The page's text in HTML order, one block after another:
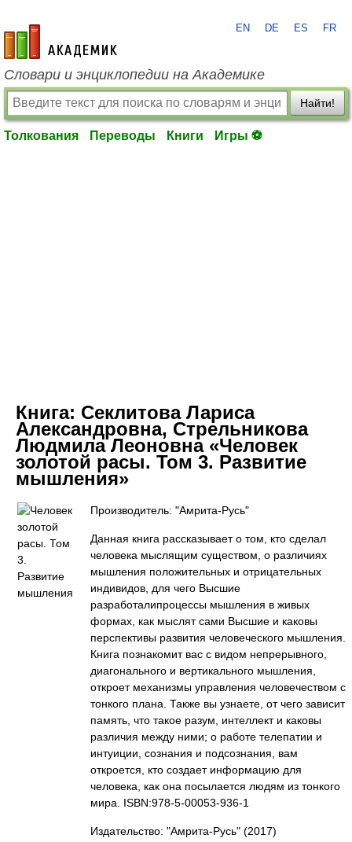
academic.ru
EN DE ES FR
Словари и энциклопедии на Академике
Найти!
Толкования Переводы Книги Игры ⚽
Книга: Секлитова Лариса
Александровна, Стрельникова
Людмила Леоновна «Человек
золотой расы. Том 3. Развитие
мышления»
Производитель: "Амрита-Русь"
Данная книга рассказывает о том, кто сделал
человека мыслящим существом, о различиях
мышления положительных и отрицательных
индивидов, для чего Высшие
разработалипроцессы мышления в живых
формах, как мыслят сами Высшие и каковы
перспективы развития человеческого мышления.
Книга познакомит вас с видом непрерывного,
диагонального и вертикального мышления,
откроет механизмы управления человечеством с
тонкого плана. Также вы узнаете, от чего зависит
память, что такое разум, интеллект и каковы
различия между ними; о работе телепатии и
интуиции, сознания и подсознания, вам
откроется, кто создает информацию для
человека, как она посылается людям из тонкого
мира. ISBN:978-5-00053-936-1
Издательство: "Амрита-Русь" (2017)